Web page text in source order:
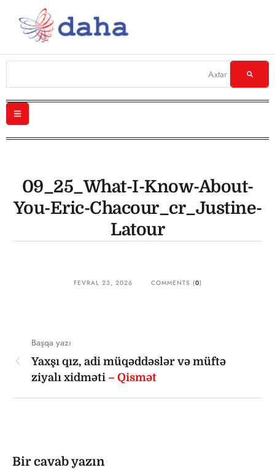
09_25_What-I-Know-About-
You-Eric-Chacour_cr_Justine-
Latour
FEVRAL 23, 2026 COMMENTS (0)
Başqa yazı
Yaxşı qız, adi müqəddəslər və müftə
ziyalı xidməti – Qismət
Bir cavab yazın